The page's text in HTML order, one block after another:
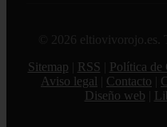
© 2026 eltiovivorojo.es.
Sitemap
RSS Política de
Aviso legal
Contacto
Diseño web